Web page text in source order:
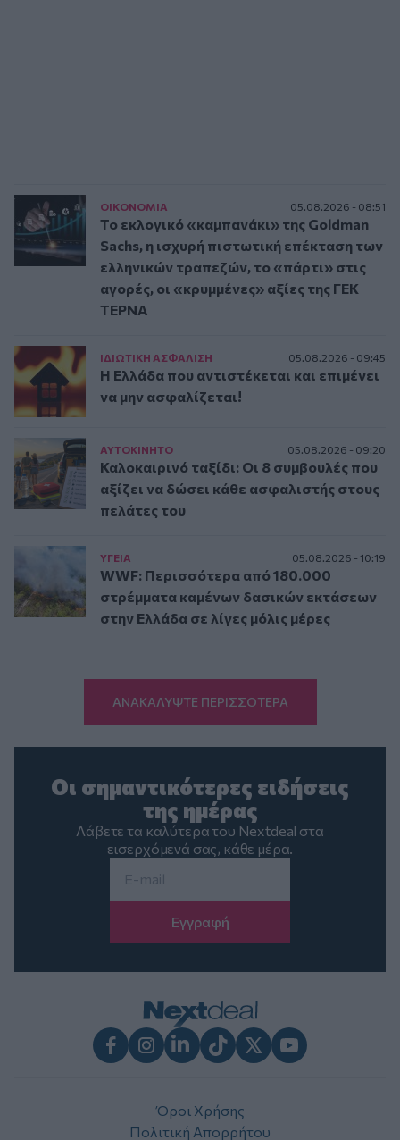
ΟΙΚΟΝΟΜΙΑ 05.08.2026 - 08:51
Το εκλογικό «καμπανάκι» της Goldman
Sachs, η ισχυρή πιστωτική επέκταση των
ελληνικών τραπεζών, το «πάρτι» στις
αγορές, οι «κρυμμένες» αξίες της ΓΕΚ
ΤΕΡΝΑ
ΙΔΙΩΤΙΚΗ ΑΣΦAΛΙΣΗ 05.08.2026 - 09:45
Η Ελλάδα που αντιστέκεται και επιμένει
να μην ασφαλίζεται!
ΑΥΤΟΚΙΝΗΤΟ 05.08.2026 - 09:20
Καλοκαιρινό ταξίδι: Οι 8 συμβουλές που
αξίζει να δώσει κάθε ασφαλιστής στους
πελάτες του
ΥΓΕΙΑ 05.08.2026 - 10:19
WWF: Περισσότερα από 180.000
στρέμματα καμένων δασικών εκτάσεων
στην Ελλάδα σε λίγες μόλις μέρες
ΑΝΑΚΑΛΥΨΤΕ ΠΕΡΙΣΣΟΤΕΡΑ
Οι σημαντικότερες ειδήσεις
της ημέρας
Λάβετε τα καλύτερα του Nextdeal στα
εισερχόμενά σας, κάθε μέρα.
Όροι Χρήσης
Πολιτική Απορρήτου